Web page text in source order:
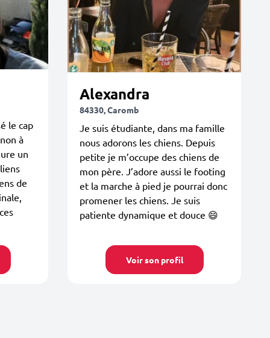
le cap
à
un
de
Alexandra
84330, Caromb
Je suis étudiante, dans ma famille
nous adorons les chiens. Depuis
petite je m’occupe des chiens de
mon père. J’adore aussi le footing
et la marche à pied je pourrai donc
promener les chiens. Je suis
patiente dynamique et douce 😄
Voir son profil